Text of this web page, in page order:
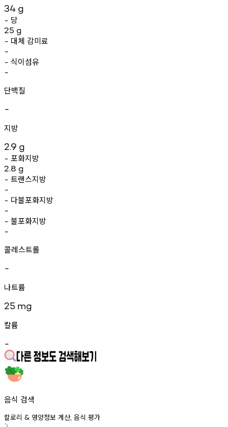
34 g
- 당
25 g
- 대체 감미료
-
- 식이섬유
-
단백질
-
지방
2.9 g
- 포화지방
2.8 g
- 트랜스지방
-
- 다불포화지방
-
- 불포화지방
-
콜레스트롤
-
나트륨
25 mg
칼륨
-
음식 검색
칼로리 & 영양정보 계산, 음식 평가